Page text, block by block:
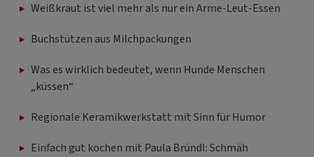
Weißkraut ist viel mehr als nur ein Arme-Leut-Essen
Buchstützen aus Milchpackungen
Was es wirklich bedeutet, wenn Hunde Menschen
„küssen“
Regionale Keramikwerkstatt mit Sinn für Humor
Einfach gut kochen mit Paula Bründl: Schmäh